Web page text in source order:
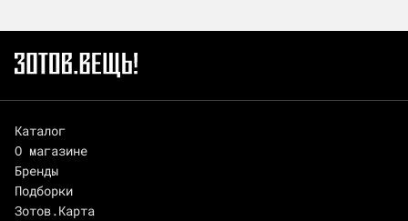
Каталог
О магазине
Бренды
Подборки
Зотов.Карта